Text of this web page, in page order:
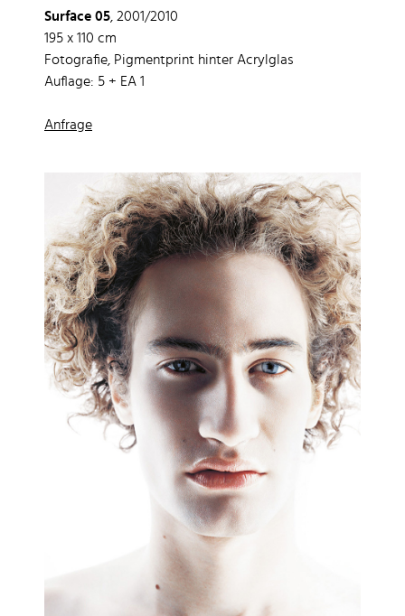
Surface 05, 2001/2010
195 x 110 cm
Fotografie, Pigmentprint hinter Acrylglas
Auflage: 5 + EA 1
Anfrage